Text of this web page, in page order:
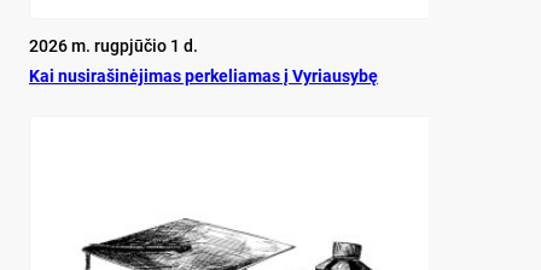
2026 m. rugpjūčio 1 d.
Kai nu­si­ra­ši­nė­ji­mas per­ke­lia­mas į Vy­riau­sy­bę